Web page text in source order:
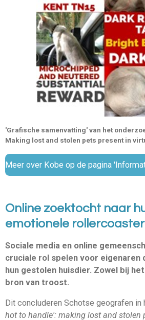
'Grafische samenvatting' van het
Making lost and stolen pets present in
Meer over Kobe op de pagina
Online zoektocht naar
emotionele rollercoaster
Sociale media en online
cruciale rol spelen voor eigenaren
hun gestolen huisdier. Zowel bij
bron van troost.
Dit concluderen Schotse geografen in
hot to handle': making lost and stolen